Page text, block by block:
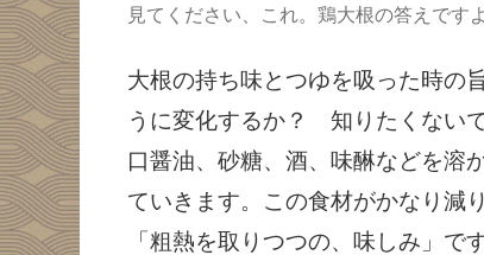
見てください、これ。鶏大根の答えで
大根の持ち味とつゆを吸った時の
うに変化するか？ 知りたくない
口醤油、砂糖、酒、味醂などを溶
ていきます。この食材がかなり減
「粗熱を取りつつの、味しみ」です